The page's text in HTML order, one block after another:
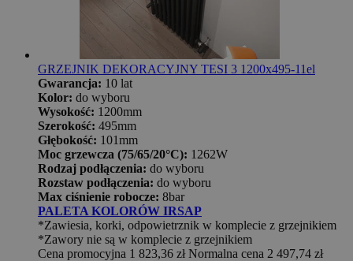
GRZEJNIK DEKORACYJNY TESI 3 1200x495-11el
Gwarancja: 10 lat
Kolor: do wyboru
Wysokość: 1200mm
Szerokość: 495mm
Głębokość: 101mm
Moc grzewcza (75/65/20°C): 1262W
Rodzaj podłączenia: do wyboru
Rozstaw podłączenia: do wyboru
Max ciśnienie robocze: 8bar
PALETA KOLORÓW IRSAP
*Zawiesia, korki, odpowietrznik w komplecie z grzejnikiem
*Zawory nie są w komplecie z grzejnikiem
Cena promocyjna 1 823,36 zł Normalna cena 2 497,74 zł